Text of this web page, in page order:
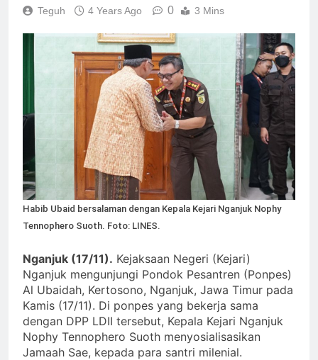
Teguh 4 Years Ago 0 3 Mins
Habib Ubaid bersalaman dengan Kepala Kejari Nganjuk Nophy
Tennophero Suoth. Foto: LINES.
Nganjuk (17/11). Kejaksaan Negeri (Kejari)
Nganjuk mengunjungi Pondok Pesantren (Ponpes)
Al Ubaidah, Kertosono, Nganjuk, Jawa Timur pada
Kamis (17/11). Di ponpes yang bekerja sama
dengan DPP LDII tersebut, Kepala Kejari Nganjuk
Nophy Tennophero Suoth menyosialisasikan
Jamaah Sae, kepada para santri milenial.